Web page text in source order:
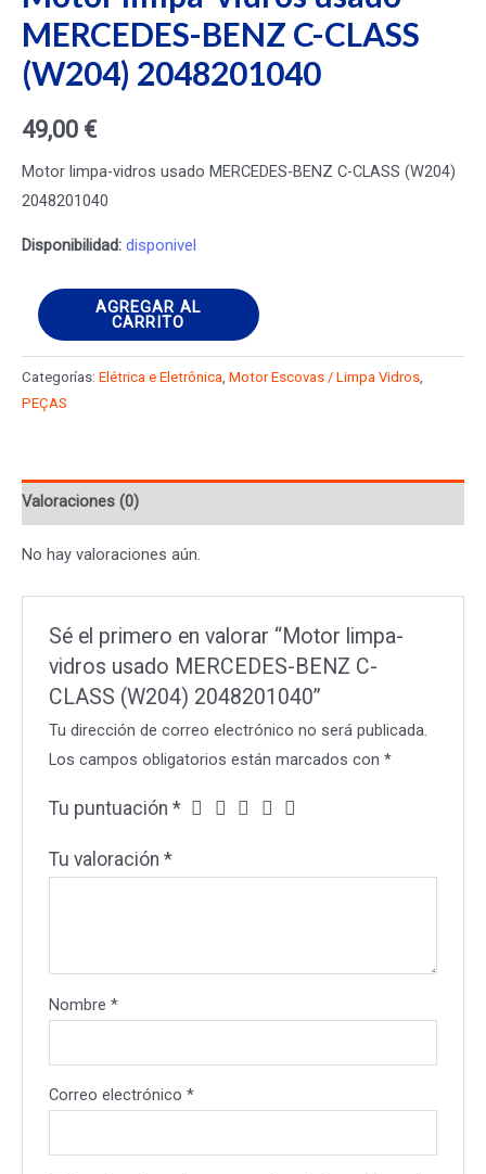
MERCEDES-BENZ C-CLASS
(W204) 2048201040
49,00 €
Motor limpa-vidros usado MERCEDES-BENZ C-CLASS (W204)
2048201040
Disponibilidad: disponivel
Motor
limpa-
vidros
usado
C-
CLASS
2048201040
cantidad
AGREGAR AL
CARRITO
Categorías: Elétrica e Eletrônica Motor Escovas / Limpa Vidros
PEÇAS
Valoraciones (0)
No hay valoraciones aún.
Sé el primero en valorar “Motor limpa-
vidros usado MERCEDES-BENZ C-
CLASS (W204) 2048201040”
Tu dirección de correo electrónico no será publicada.
Los campos obligatorios están marcados con*
Tu puntuación*
Tu valoración*
Nombre*
Correo electrónico*